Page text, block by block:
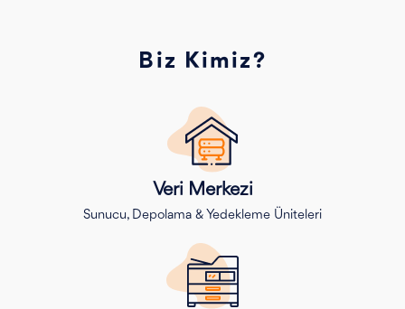
Biz Kimiz?
Veri Merkezi
Sunucu, Depolama & Yedekleme Üniteleri